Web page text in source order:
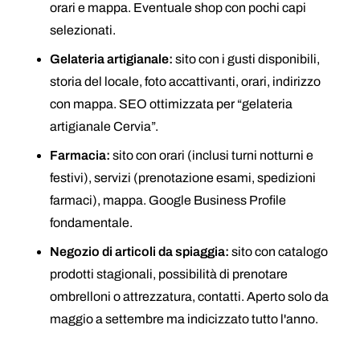
orari e mappa. Eventuale shop con pochi capi
selezionati.
Gelateria artigianale: sito con i gusti disponibili,
storia del locale, foto accattivanti, orari, indirizzo
con mappa. SEO ottimizzata per “gelateria
artigianale Cervia”.
Farmacia: sito con orari (inclusi turni notturni e
festivi), servizi (prenotazione esami, spedizioni
farmaci), mappa. Google Business Profile
fondamentale.
Negozio di articoli da spiaggia: sito con catalogo
prodotti stagionali, possibilità di prenotare
ombrelloni o attrezzatura, contatti. Aperto solo da
maggio a settembre ma indicizzato tutto l'anno.